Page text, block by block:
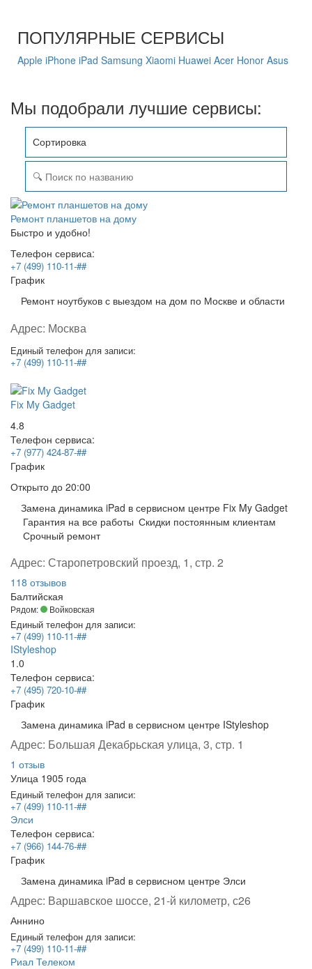
ПОПУЛЯРНЫЕ СЕРВИСЫ
Apple iPhone iPad Samsung Xiaomi Huawei Acer Honor Asus
Мы подобрали лучшие сервисы:
Сортировка
Ремонт планшетов на дому
Быстро и удобно!
Телефон сервиса:
+7 (499) 110-11-##
График
Ремонт ноутбуков с выездом на дом по Москве и области
Адрес: Москва
Единый телефон для записи:
+7 (499) 110-11-##
Fix My Gadget
4.8
Телефон сервиса:
+7 (977) 424-87-##
График
Открыто до 20:00
Замена динамика iPad в сервисном центре Fix My Gadget
Гарантия на все работы Скидки постоянным клиентам
Срочный ремонт
Адрес: Старопетровский проезд, 1, стр. 2
118 отзывов
Балтийская
Рядом: Войковская
Единый телефон для записи:
+7 (499) 110-11-##
IStyleshop
1.0
Телефон сервиса:
+7 (495) 720-10-##
График
Замена динамика iPad в сервисном центре IStyleshop
Адрес: Большая Декабрьская улица, 3, стр. 1
1 отзыв
Улица 1905 года
Единый телефон для записи:
+7 (499) 110-11-##
Элси
Телефон сервиса:
+7 (966) 144-76-##
График
Замена динамика iPad в сервисном центре Элси
Адрес: Варшавское шоссе, 21-й километр, с26
Аннино
Единый телефон для записи:
+7 (499) 110-11-##
Риал Телеком